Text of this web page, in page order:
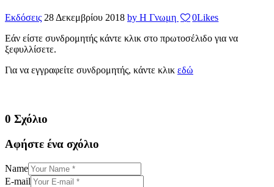
Εκδόσεις 28 Δεκεμβρίου 2018 by Η Γνωμη 0Likes
Εάν είστε συνδρομητής κάντε κλικ στο πρωτοσέλιδο για να
ξεφυλλίσετε.
Για να εγγραφείτε συνδρομητής, κάντε κλικ εδώ
0 Σχόλιο
Αφήστε ένα σχόλιο
Name
E-mail